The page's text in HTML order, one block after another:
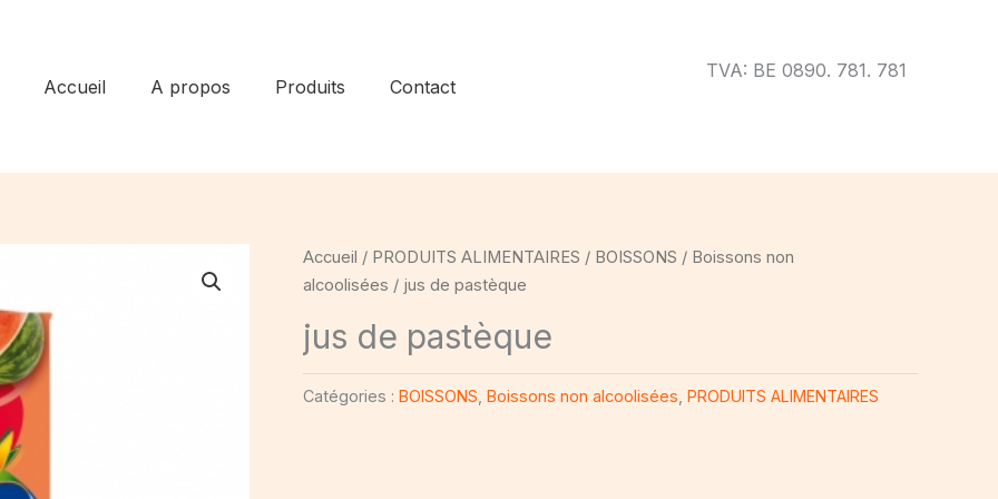
Accueil
A propos Produits Contact
TVA: BE 0890. 781. 781
Accueil / PRODUITS ALIMENTAIRES / BOISSONS / Boissons non
alcoolisées / jus de pastèque
jus de pastèque
Catégories : BOISSONS Boissons non alcoolisées PRODUITS ALIMENTAIRES